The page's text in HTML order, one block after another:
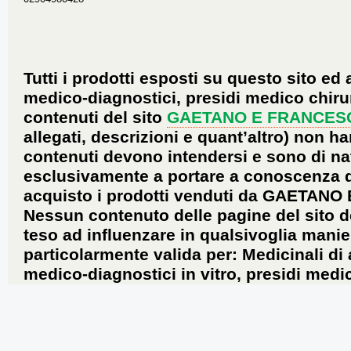
Tutti i prodotti esposti su questo sito
medico-diagnostici, presidi medico
contenuti del sito GAETANO E
allegati, descrizioni e quant’altro) non
contenuti devono intendersi e sono di
esclusivamente a portare a
acquisto i prodotti venduti da GAETANO
Nessun contenuto delle pagine del sito
teso ad influenzare in qualsivoglia
particolarmente valida per: Medicinali
medico-diagnostici in vitro, presidi